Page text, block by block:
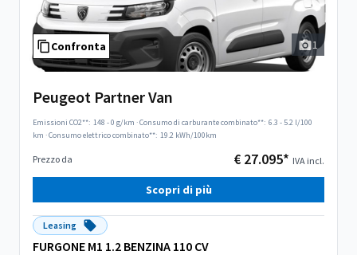
Confronta 1
Peugeot Partner Van
Emissioni CO2**: 148 - 0 g/km ·Consumo di carburante combinato**: 6.3 - 5.2 l/100
km ·Consumo elettrico combinato**: 19.2 kWh/100km
Prezzo da € 27.095* IVA incl.
Scopri di più
Leasing
FURGONE M1 1.2 BENZINA 110 CV